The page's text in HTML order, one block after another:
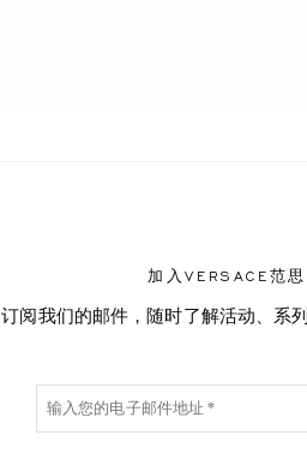
加入VERSACE范
订阅我们的邮件，随时了解活动、系